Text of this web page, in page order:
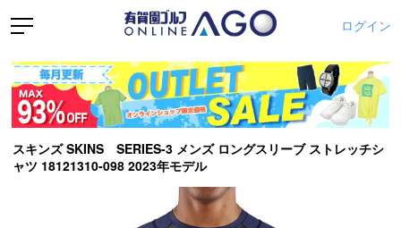
ログイン
スキンズ SKINS SERIES-3 メンズ ロングスリーブ ストレッチシ
ャツ 18121310-098 2023年モデル